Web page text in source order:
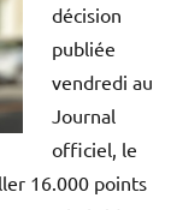
décision
publiée
vendredi au
Journal
officiel, le
16.000 points